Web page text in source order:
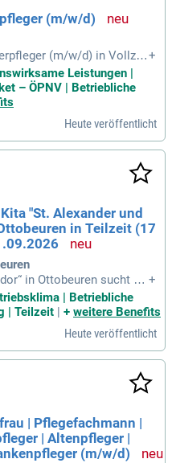
(m/w/d)
(m/w/d) in Vollzei
Bei uns in
Betreuung und pädagogi
gemäß Entgeltgruppe S
ca. 38.983-48.093 € bru
Hier haben Sie die
und Lernwerkstä
mit Kindern? Gestalte
Lernumgebung
Kita-Alltag ein!
+
Leistungen |
– ÖPNV | Betriebliche
Heute veröffentlicht
"St. Alexander und
in Teilzeit (17
in Ottobeuren sucht ei
d) für den Krippenbereic
Stelle ist unbefristet und b
Einrichtung pfle
Unsere Kita bietet
in ihrer Entwicklun
sich Wälder, ein Bac
Entdeckungstouren einlad
Teams werden möchten,
+
| Betriebliche
| Teilzeit | + weitere Benefits
Heute veröffentlicht
| Pflegefachmann |
| Altenpfleger |
(m/w/d)